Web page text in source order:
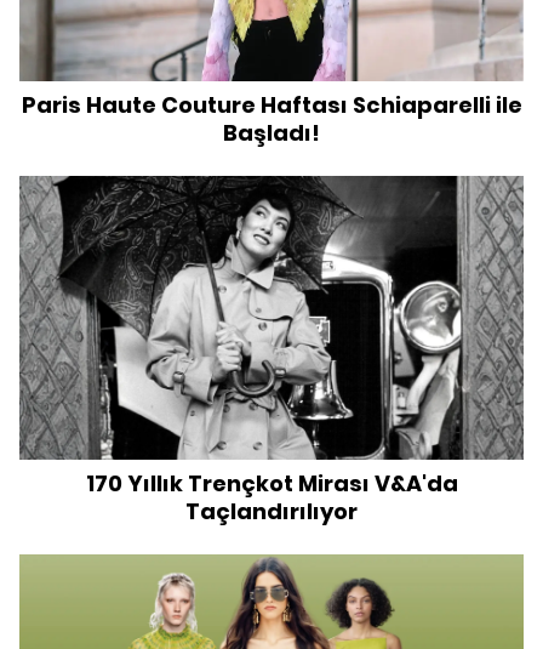
Paris Haute Couture Haftası Schiaparelli ile
Başladı!
170 Yıllık Trençkot Mirası V&A'da
Taçlandırılıyor